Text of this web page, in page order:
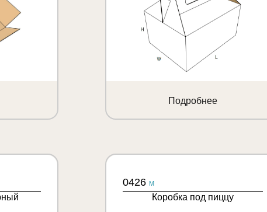
Подробнее
0426 M
Коробка под пиццу